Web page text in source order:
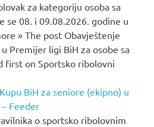
za kategoriju osoba sa
se 08. i 09.08.2026. godine u
» The post Obavještenje
Premijer ligi BiH za osobe sa
first on Sportsko ribolovni
BiH za seniore (ekipno) u
Feeder
o sportsko ribolovnim